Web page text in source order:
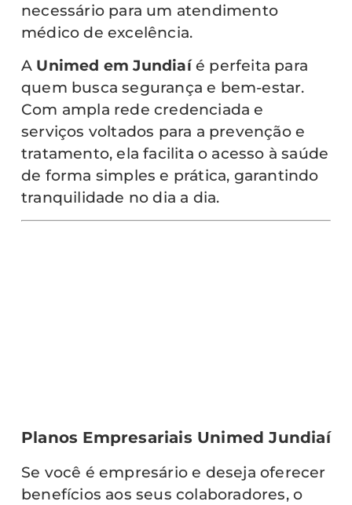
necessário para um atendimento
médico de excelência.
A Unimed em Jundiaíé perfeita para
quem busca segurança e bem-estar.
Com ampla rede credenciada e
serviços voltados para a prevenção e
tratamento, ela facilita o acesso à saúde
de forma simples e prática, garantindo
tranquilidade no dia a dia.
Planos Empresariais Unimed Jundiaí
Se você é empresário e deseja oferecer
benefícios aos seus colaboradores, o